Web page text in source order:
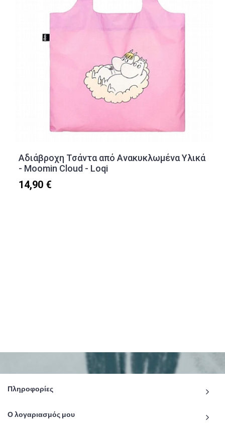
Αδιάβροχη Τσάντα από Ανακυκλωμένα Υλικά
- Moomin Cloud - Loqi
14,90 €
Πληροφορίες
Ο λογαριασμός μου